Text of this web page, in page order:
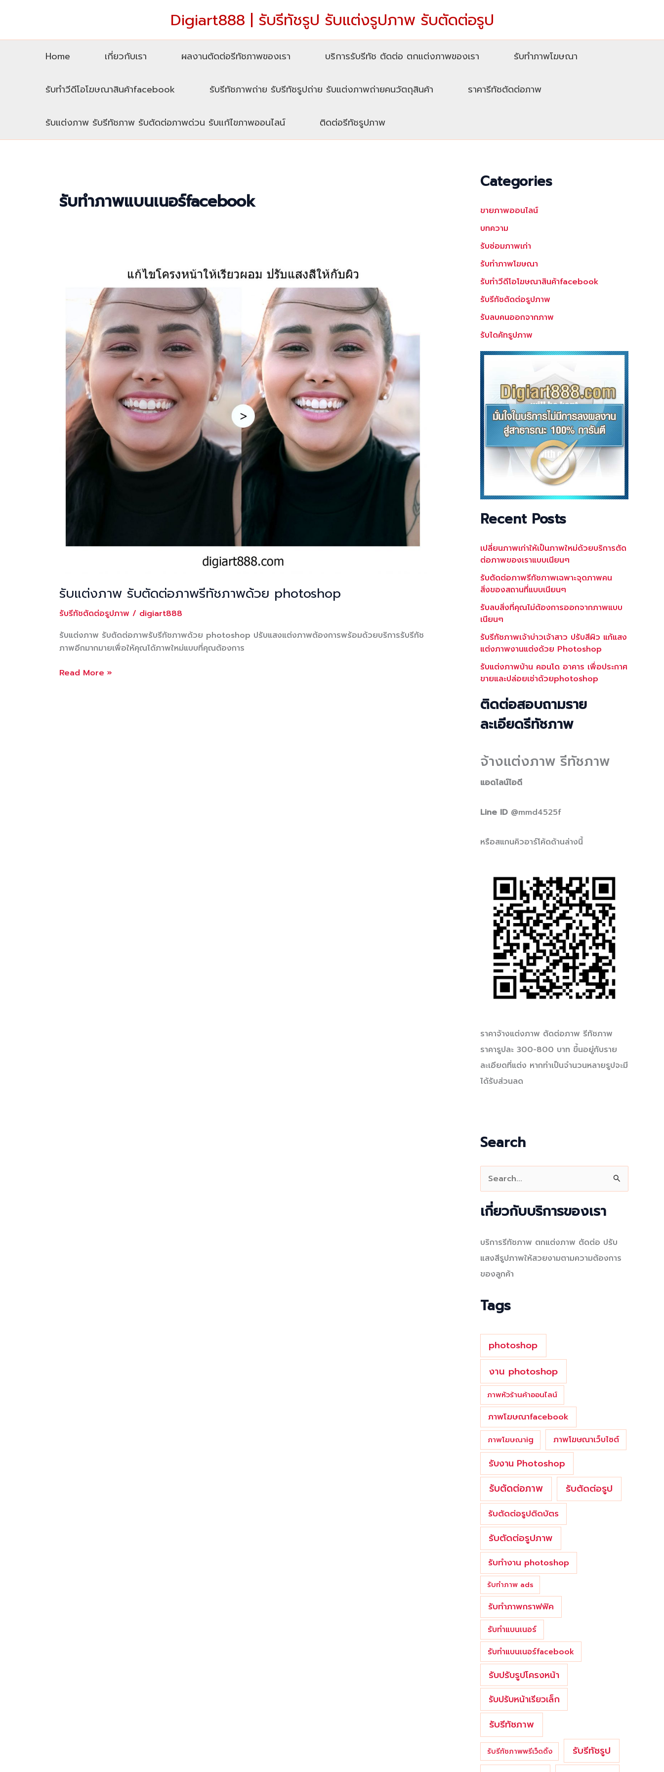
Digiart888 | รับรีทัชรูป รับแต่งรูปภาพ รับตัดต่อรูป
Home เกี่ยวกับเรา ผลงานตัดต่อรีทัชภาพของเรา บริการรับรีทัช ตัดต่อ ตกแต่งภาพของเรา รับทําภาพโฆษณา
รับทำวีดีโอโฆษณาสินค้าfacebook รับรีทัชภาพถ่าย รับรีทัชรูปถ่าย รับแต่งภาพถ่ายคนวัตถุสินค้า ราคารีทัชตัดต่อภาพ
รับแต่งภาพ รับรีทัชภาพ รับตัดต่อภาพด่วน รับแก้ไขภาพออนไลน์ ติดต่อรีทัชรูปภาพ
รับทำภาพแบนเนอร์facebook
รับแต่งภาพ รับตัดต่อภาพรีทัชภาพด้วย photoshop
รับรีทัชตัดต่อรูปภาพ / digiart888
รับแต่งภาพ รับตัดต่อภาพรับรีทัชภาพด้วย photoshop ปรับแสงแต่งภาพต้องการพร้อมด้วยบริการรับรีทัช
ภาพอีกมากมายเพื่อให้คุณได้ภาพใหม่แบบที่คุณต้องการ
รับ
Read More »
Categories
ขายภาพออนไลน์
บทความ
รับซ่อมภาพเก่า
รับทำภาพโฆษณา
รับทำวีดีโอโฆษณาสินค้าfacebook
รับรีทัชตัดต่อรูปภาพ
รับลบคนออกจากภาพ
รับไดคัทรูปภาพ
Recent Posts
เปลี่ยนภาพเก่าให้เป็นภาพใหม่ด้วยบริการตัด
ต่อภาพของเราแบบเนียนๆ
รับตัดต่อภาพรีทัชภาพเฉพาะจุดภาพคน
สิ่งของสถานที่แบบเนียนๆ
รับลบสิ่งที่คุณไม่ต้องการออกจากภาพแบบ
เนียนๆ
รับรีทัชภาพเจ้าบ่าวเจ้าสาว ปรับสีผิว แก้แสง
แต่งภาพงานแต่งด้วย Photoshop
รับแต่งภาพบ้าน คอนโด อาคาร เพื่อประกาศ
ขายและปล่อยเช่าด้วยphotoshop
ติดต่อสอบถามราย
ละเอียดรีทัชภาพ
จ้างแต่งภาพ รีทัชภาพ
แอดไลน์ไอดี
Line ID @mmd4525f
หรือสแกนคิวอาร์โค้ดด้านล่างนี้
ราคาจ้างแต่งภาพ ตัดต่อภาพ รีทัชภาพ
ราคารูปละ 300-800 บาท ขึ้นอยู่กับราย
ละเอียดที่แต่ง หากทำเป็นจำนวนหลายรูปจะมี
ได้รับส่วนลด
Search
e
a
r
เกี่ยวกับบริการของเรา
บริการรีทัชภาพ ตกแต่งภาพ ตัดต่อ ปรับ
แสงสีรูปภาพให้สวยงามตามความต้องการ
ของลูกค้า
Tags
photoshop
งาน photoshop
ภาพหัวร้านค้าออนไลน์
ภาพโฆษณาfacebook
ภาพโฆษณาig ภาพโฆษณาเว็บไซต์
รับงาน Photoshop
รับตัดต่อภาพ รับตัดต่อรูป
รับตัดต่อรูปติดบัตร
รับตัดต่อรูปภาพ
รับทำงาน photoshop
รับทำภาพ ads
รับทำภาพกราฟฟิค
รับทำแบนเนอร์
รับทำแบนเนอร์facebook
รับปรับรูปโครงหน้า
รับปรับหน้าเรียวเล็ก
รับรีทัชภาพ
รับรีทัชภาพพรีเว็ดดิ้ง รับรีทัชรูป